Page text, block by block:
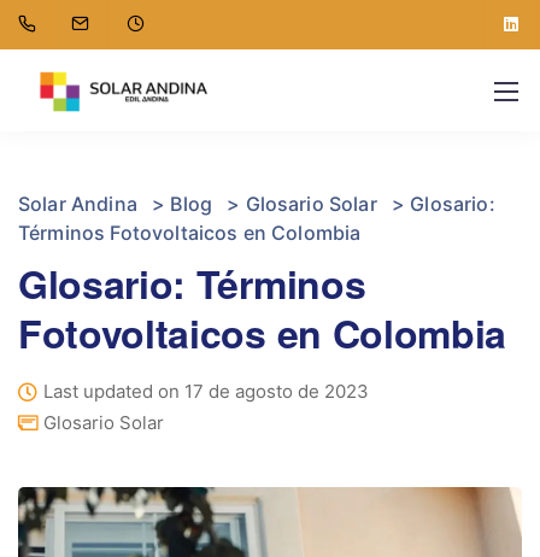
Solar Andina > Blog > Glosario Solar > Glosario:
Términos Fotovoltaicos en Colombia
Glosario: Términos
Fotovoltaicos en Colombia
Last updated on 17 de agosto de 2023
Glosario Solar